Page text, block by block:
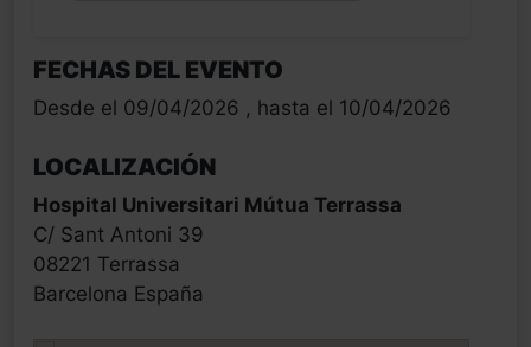
FECHAS DEL EVENTO
Desde el 09/04/2026 , hasta el 10/04/2026
LOCALIZACIÓN
Hospital Universitari Mútua Terrassa
C/ Sant Antoni 39
08221 Terrassa
Barcelona España